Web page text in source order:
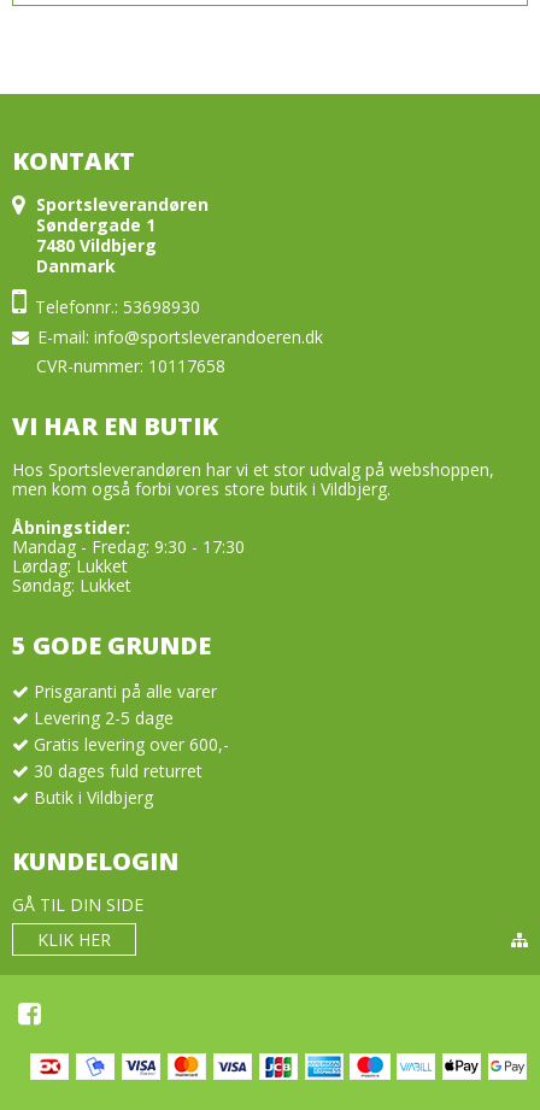
KONTAKT
Sportsleverandøren
Søndergade 1
7480 Vildbjerg
Danmark
Telefonnr.: 53698930
E-mail: info@sportsleverandoeren.dk
CVR-nummer: 10117658
VI HAR EN BUTIK
Hos Sportsleverandøren har vi et stor udvalg på webshoppen,
men kom også forbi vores store butik i Vildbjerg.
Åbningstider:
Mandag - Fredag: 9:30 - 17:30
Lørdag: Lukket
Søndag: Lukket
5 GODE GRUNDE
Prisgaranti på alle varer
Levering 2-5 dage
Gratis levering over 600,-
30 dages fuld returret
Butik i Vildbjerg
KUNDELOGIN
GÅ TIL DIN SIDE
KLIK HER